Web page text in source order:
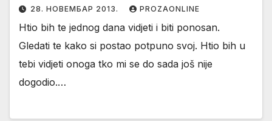
28. НОВЕМБАР 2013. PROZAONLINE
Htio bih te jednog dana vidjeti i biti ponosan.
Gledati te kako si postao potpuno svoj. Htio bih u
tebi vidjeti onoga tko mi se do sada još nije
dogodio.…